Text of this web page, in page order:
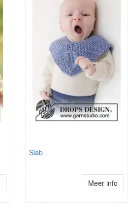
Slab
Meer info